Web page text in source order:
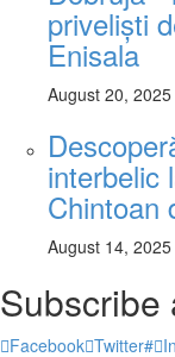
priveliști
Enisala
August 20, 2025
interbelic
Chintoan
August 14, 2025
Subscribe
Facebook Twitter#